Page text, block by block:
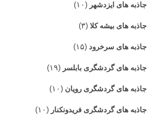
جاذبه های ایزدشهر (۱۰)
جاذبه های بیشه کلا (۳)
جاذبه های سرخرود (۱۵)
جاذبه های گردشگری بابلسر (۱۹)
جاذبه های گردشگری رویان (۱۰)
جاذبه های گردشگری فریدونکنار (۱۰)